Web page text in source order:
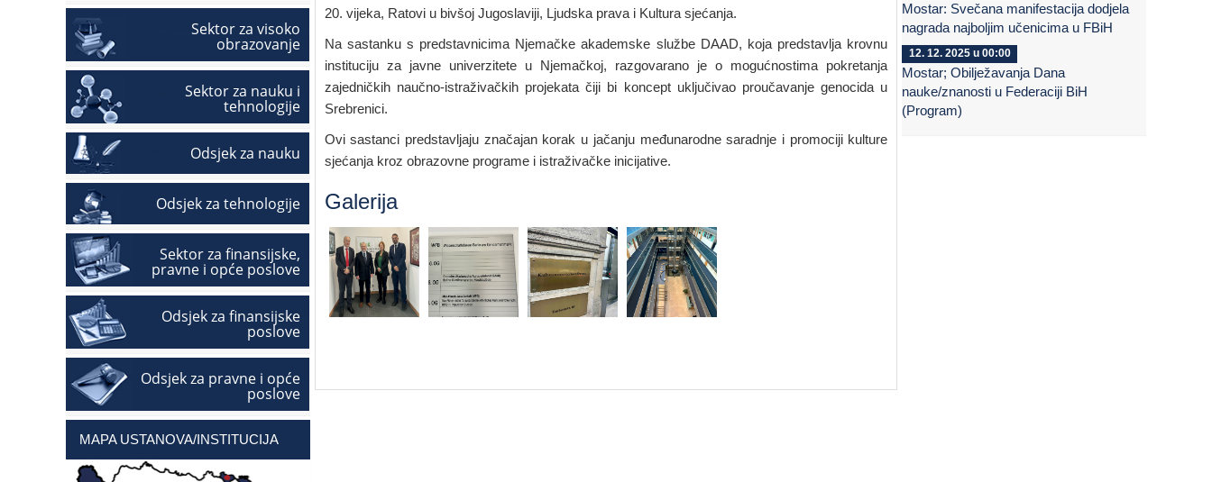
Sektor za visoko
obrazovanje
Sektor za nauku i
tehnologije
Odsjek za nauku
Odsjek za tehnologije
Sektor za finansijske,
pravne i opće poslove
Odsjek za finansijske
poslove
Odsjek za pravne i opće
poslove
MAPA USTANOVA/INSTITUCIJA
20. vijeka, Ratovi u bivšoj Jugoslaviji, Ljudska prava i Kultura sjećanja.
Na sastanku s predstavnicima Njemačke akademske službe DAAD, koja predstavlja krovnu
instituciju za javne univerzitete u Njemačkoj, razgovarano je o mogućnostima pokretanja
zajedničkih naučno-istraživačkih projekata čiji bi koncept uključivao proučavanje genocida u
Srebrenici.
Ovi sastanci predstavljaju značajan korak u jačanju međunarodne saradnje i promociji kulture
sjećanja kroz obrazovne programe i istraživačke inicijative.
Galerija
Mostar: Svečana manifestacija dodjela
nagrada najboljim učenicima u FBiH
12. 12. 2025 u 00:00
Mostar; Obilježavanja Dana
nauke/znanosti u Federaciji BiH
(Program)